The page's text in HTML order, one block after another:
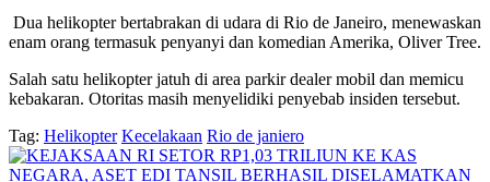
Dua helikopter bertabrakan di udara di Rio de Janeiro, menewaskan
enam orang termasuk penyanyi dan komedian Amerika, Oliver Tree.
Salah satu helikopter jatuh di area parkir dealer mobil dan memicu
kebakaran. Otoritas masih menyelidiki penyebab insiden tersebut.
Tag: Helikopter Kecelakaan Rio de janiero